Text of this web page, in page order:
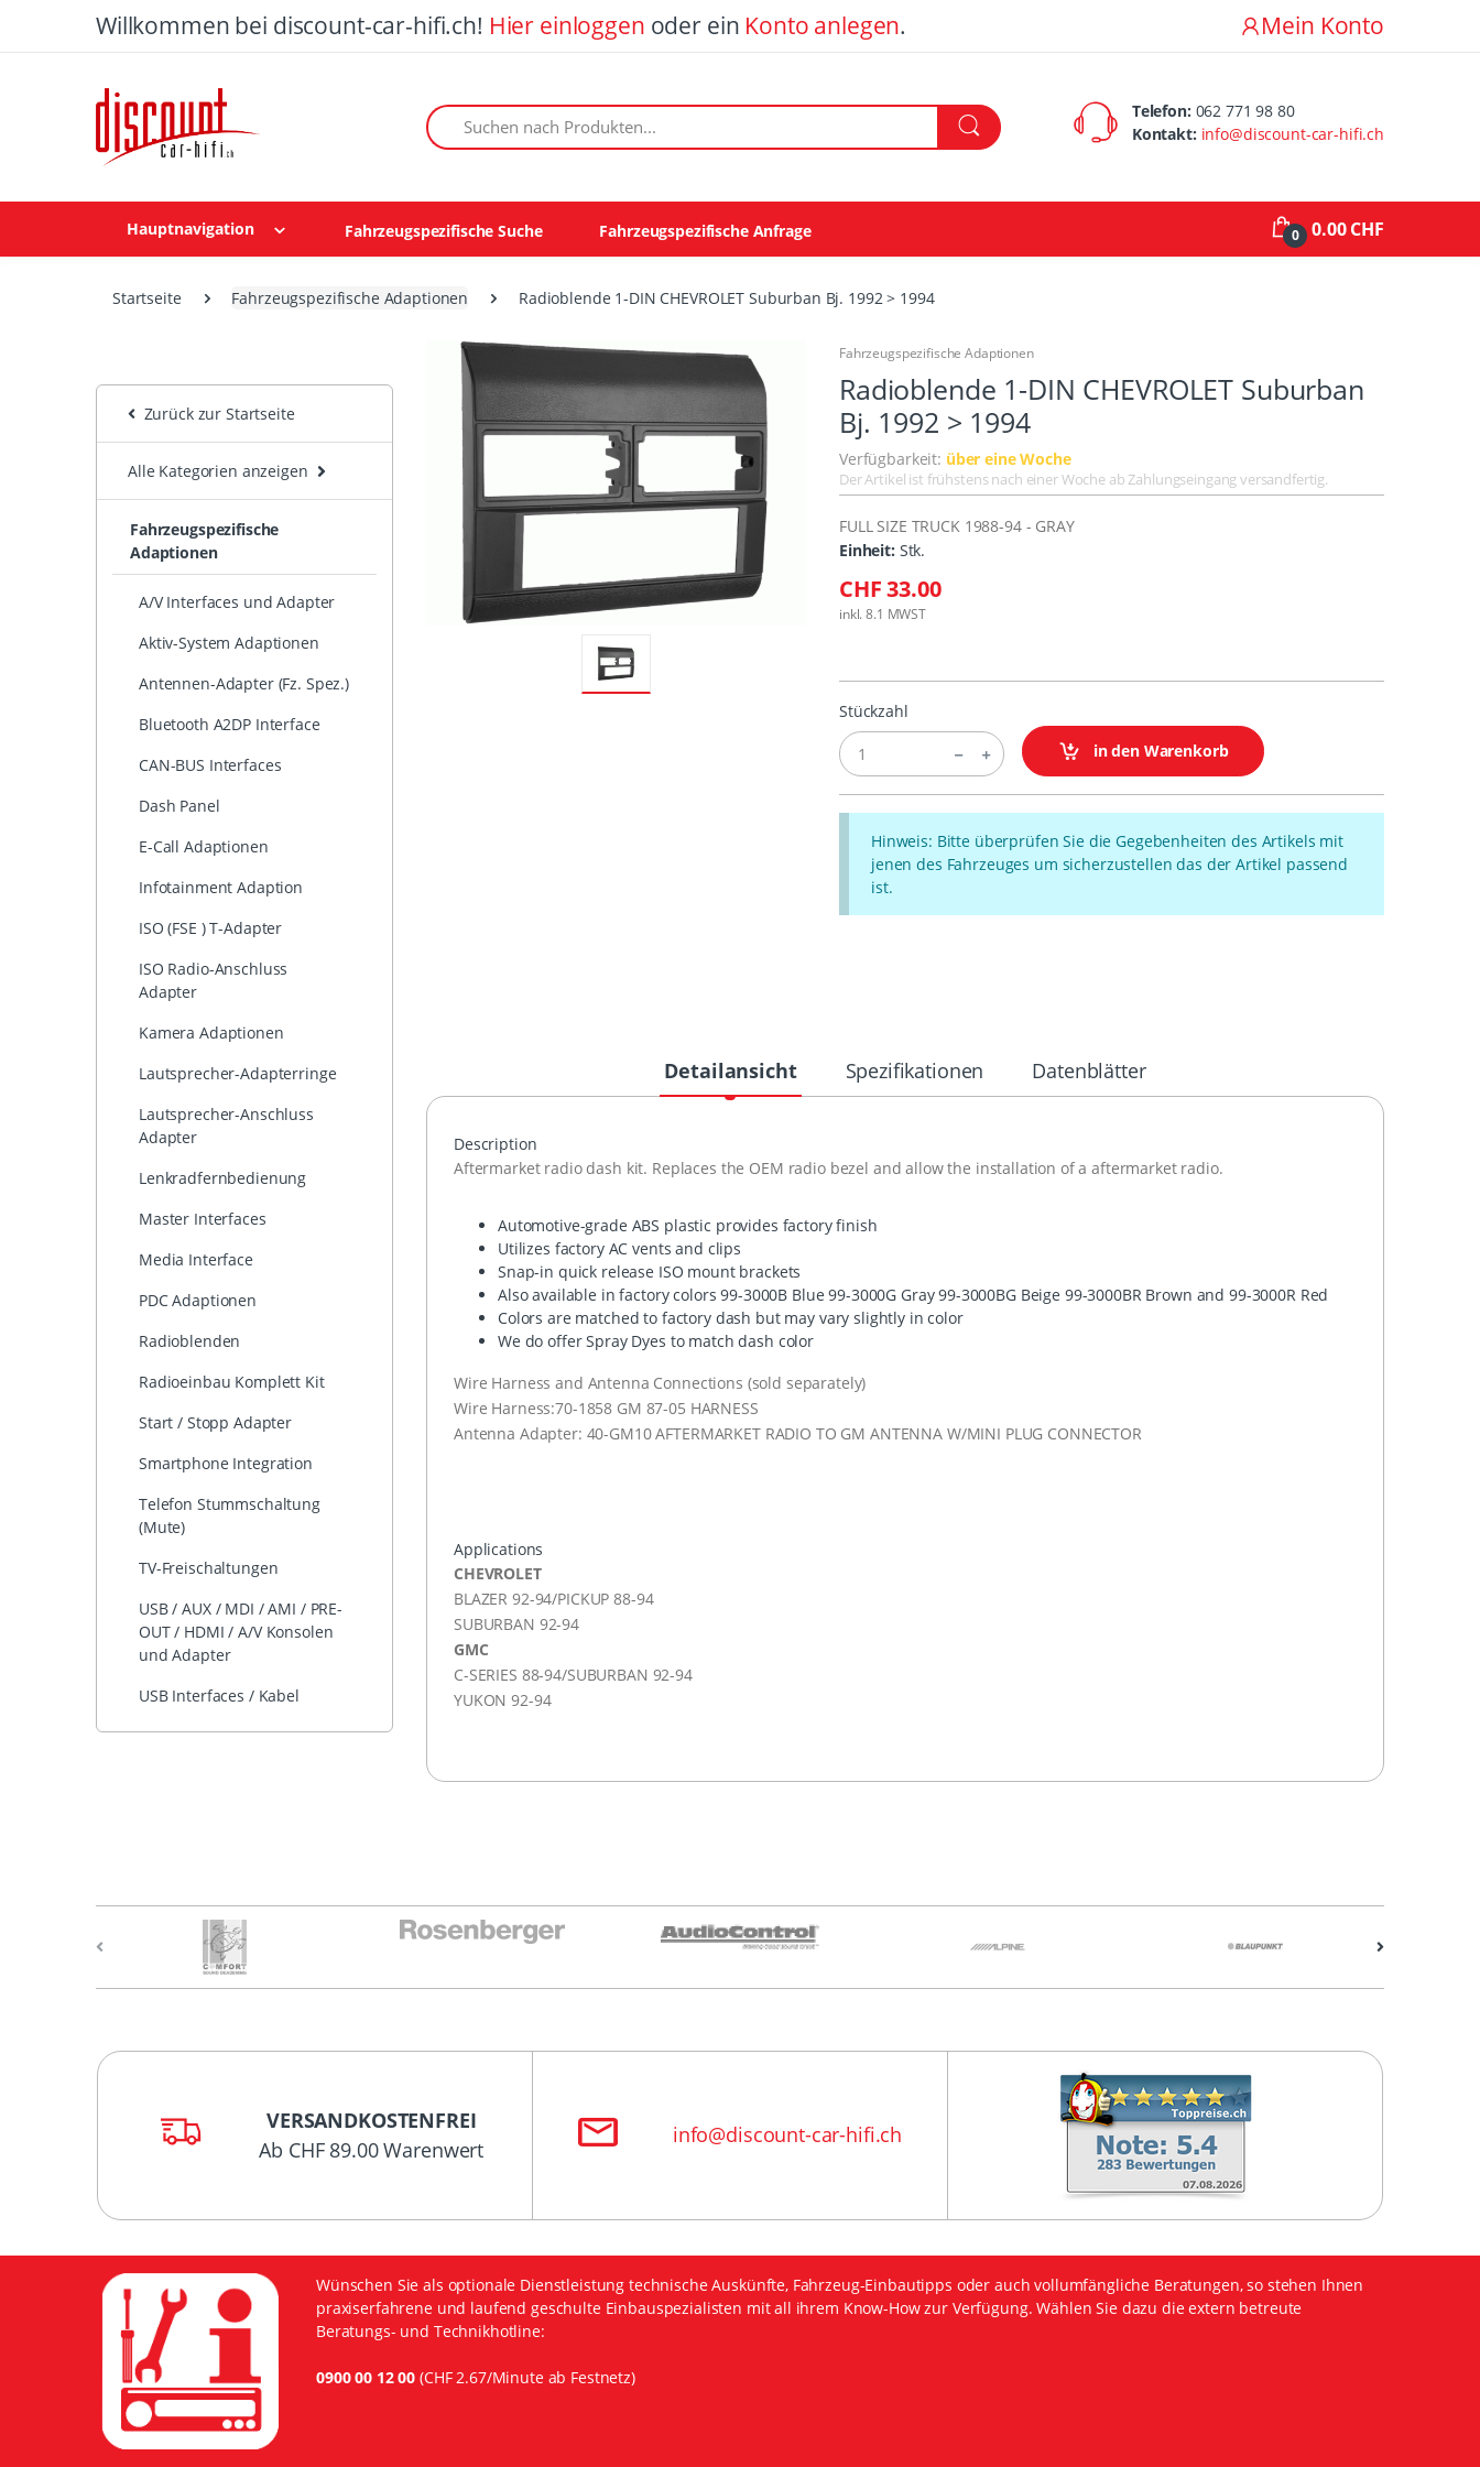
Willkommen bei discount-car-hifi.ch! Hier einloggen oder ein Konto anlegen. Mein Konto
Suchen nach Produkten: Telefon: 062 771 98 80
Kontakt: info@discount-car-hifi.ch
Hauptnavigation Fahrzeugspezifische Suche Fahrzeugspezifische Anfrage 0 0.00 CHF
Startseite Fahrzeugspezifische Adaptionen Radioblende 1-DIN CHEVROLET Suburban Bj. 1992 > 1994
Zurück zur Startseite
Alle Kategorien anzeigen
Fahrzeugspezifische
Adaptionen
A/V Interfaces und Adapter
Aktiv-System Adaptionen
Antennen-Adapter (Fz. Spez.)
Bluetooth A2DP Interface
CAN-BUS Interfaces
Dash Panel
E-Call Adaptionen
Infotainment Adaption
ISO (FSE ) T-Adapter
ISO Radio-Anschluss
Adapter
Kamera Adaptionen
Lautsprecher-Adapterringe
Lautsprecher-Anschluss
Adapter
Lenkradfernbedienung
Master Interfaces
Media Interface
PDC Adaptionen
Radioblenden
Radioeinbau Komplett Kit
Start / Stopp Adapter
Smartphone Integration
Telefon Stummschaltung
(Mute)
TV-Freischaltungen
USB / AUX / MDI / AMI / PRE-
OUT / HDMI / A/V Konsolen
und Adapter
USB Interfaces / Kabel
Fahrzeugspezifische Adaptionen
Radioblende 1-DIN CHEVROLET Suburban
Bj. 1992 > 1994
Verfügbarkeit: über eine Woche
Der Artikel ist frühstens nach einer Woche ab Zahlungseingang versandfertig.
FULL SIZE TRUCK 1988-94 - GRAY
Einheit: Stk.
CHF 33.00
inkl. 8.1 MWST
Stückzahl
in den Warenkorb
Hinweis: Bitte überprüfen Sie die Gegebenheiten des Artikels mit
jenen des Fahrzeuges um sicherzustellen das der Artikel passend
ist.
Detailansicht Spezifikationen Datenblätter
Description
Aftermarket radio dash kit. Replaces the OEM radio bezel and allow the installation of a aftermarket radio.
Automotive-grade ABS plastic provides factory finish
Utilizes factory AC vents and clips
Snap-in quick release ISO mount brackets
Also available in factory colors 99-3000B Blue 99-3000G Gray 99-3000BG Beige 99-3000BR Brown and 99-3000R Red
Colors are matched to factory dash but may vary slightly in color
We do offer Spray Dyes to match dash color
Wire Harness and Antenna Connections (sold separately)
Wire Harness:70-1858 GM 87-05 HARNESS
Antenna Adapter: 40-GM10AFTERMARKET RADIO TO GM ANTENNAW/MINI PLUG CONNECTOR
Applications
CHEVROLET
BLAZER 92-94/PICKUP 88-94
SUBURBAN 92-94
GMC
C-SERIES 88-94/SUBURBAN 92-94
YUKON 92-94
VERSANDKOSTENFREI
Ab CHF 89.00 Warenwert
info@discount-car-hifi.ch
Wünschen Sie als optionale Dienstleistung technische Auskünfte, Fahrzeug-Einbautipps oder auch vollumfängliche Beratungen, so stehen Ihnen
praxiserfahrene und laufend geschulte Einbauspezialisten mit all ihrem Know-How zur Verfügung. Wählen Sie dazu die extern betreute
Beratungs- und Technikhotline:
0900 00 12 00 (CHF 2.67/Minute ab Festnetz)